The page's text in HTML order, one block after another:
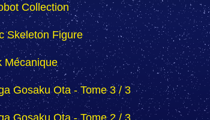
Collection
Skeleton Figure
Mécanique
Gosaku Ota - Tome 3 / 3
Gosaku Ota - Tome 2 / 3